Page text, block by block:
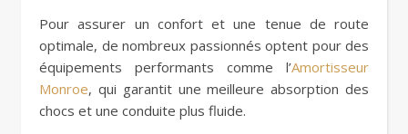
Pour assurer un confort et une tenue de route
optimale, de nombreux passionnés optent pour des
équipements performants comme l’Amortisseur
Monroe, qui garantit une meilleure absorption des
chocs et une conduite plus fluide.